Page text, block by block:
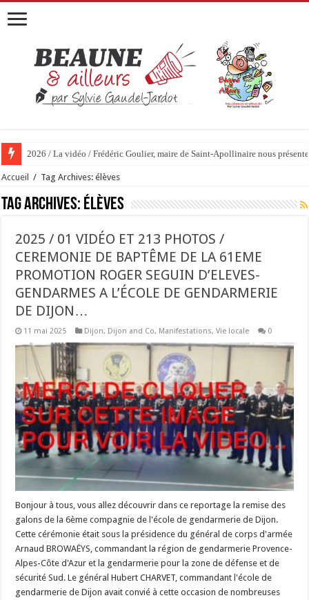
2026 / La vidéo / Frédéric Goulier, maire de Saint-Apollinaire nous
2026 / 01 vidéo et 51 photos / « JE T’ACCUSE »…ET MAINTENANT
Accueil / Tag Archives: élèves
Tag Archives: élèves
2025 / 01 VIDÉO ET 213 PHOTOS /
CEREMONIE DE BAPTÊME DE LA 61EME
PROMOTION ROGER SEGUIN D’ELEVES-
GENDARMES A L’ÉCOLE DE GENDARMERIE
DE DIJON…
11 mai 2025 Dijon, Dijon and Co, Manifestations,Vie locale 0
Bonjour à tous, vous allez découvrir dans ce reportage la remise des
galons de la 6ème compagnie de l'école de gendarmerie de Dijon.
Cette cérémonie était sous la présidence du général de corps d'armée
Arnaud BROWAËYS, commandant la région de gendarmerie Provence-
Alpes-Côte d'Azur et la gendarmerie pour la zone de défense et de
sécurité Sud. Le général Hubert CHARVET, commandant l'école de
gendarmerie de Dijon avait convié à cette occasion de nombreuses